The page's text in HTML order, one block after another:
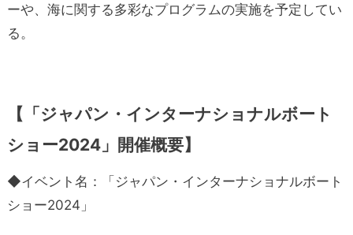
ーや、海に関する多彩なプログラムの実施を予定してい
る。
【「ジャパン・インターナショナルボート
ショー2024」開催概要】
◆イベント名：「ジャパン・インターナショナルボート
ショー2024」